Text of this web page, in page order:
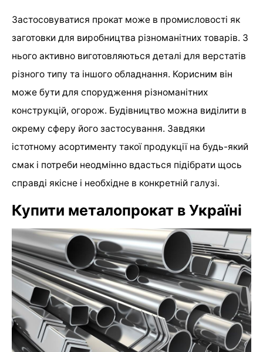
Застосовуватися прокат може в промисловості як
заготовки для виробництва різноманітних товарів. З
нього активно виготовляються деталі для верстатів
різного типу та іншого обладнання. Корисним він
може бути для спорудження різноманітних
конструкцій, огорож. Будівництво можна виділити в
окрему сферу його застосування. Завдяки
істотному асортименту такої продукції на будь-який
смак і потреби неодмінно вдасться підібрати щось
справді якісне і необхідне в конкретній галузі.
Купити металопрокат в Україні